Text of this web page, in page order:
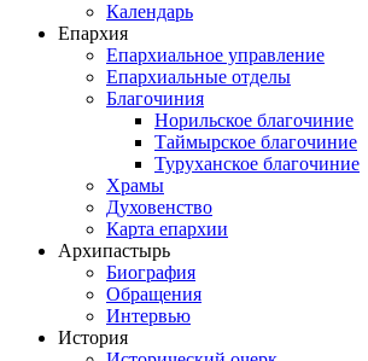
Календарь
Епархия
Епархиальное управление
Епархиальные отделы
Благочиния
Норильское благочиние
Таймырское благочиние
Туруханское благочиние
Храмы
Духовенство
Карта епархии
Архипастырь
Биография
Обращения
Интервью
История